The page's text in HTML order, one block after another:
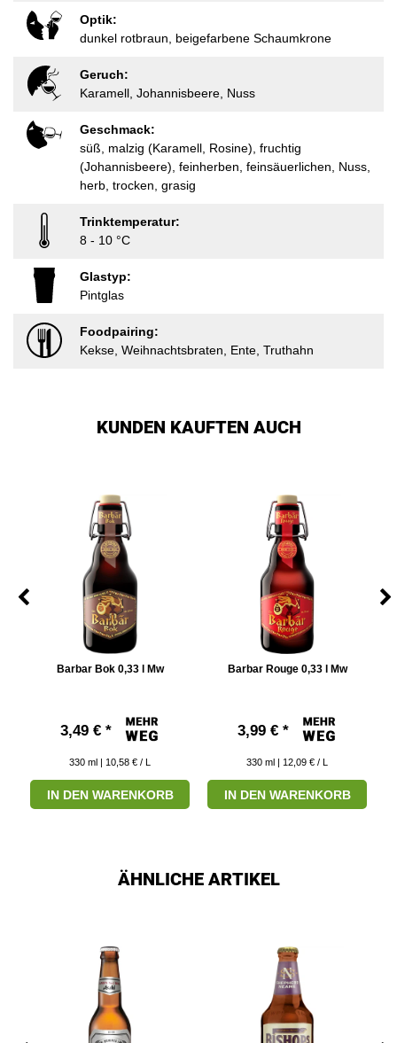
Optik:
dunkel rotbraun, beigefarbene Schaumkrone
Geruch:
Karamell, Johannisbeere, Nuss
Geschmack:
süß, malzig (Karamell, Rosine), fruchtig
(Johannisbeere), feinherben, feinsäuerlichen, Nuss,
herb, trocken, grasig
Trinktemperatur:
8 - 10 °C
Glastyp:
Pintglas
Foodpairing:
Kekse, Weihnachtsbraten, Ente, Truthahn
KUNDEN KAUFTEN AUCH
Barbar Bok 0,33 l Mw
3,49 € *
330 ml | 10,58 € / L
IN DEN WARENKORB
Barbar Rouge 0,33 l Mw
3,99 € *
330 ml | 12,09 € / L
IN DEN WARENKORB
ÄHNLICHE ARTIKEL